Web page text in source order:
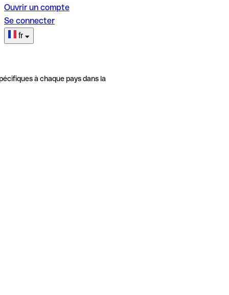
Ouvrir un compte
Se connecter
fr
à chaque pays dans la